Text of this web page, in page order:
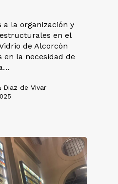
a la organización y
en el
de Alcorcón
en la necesidad de
Diaz de Vivar